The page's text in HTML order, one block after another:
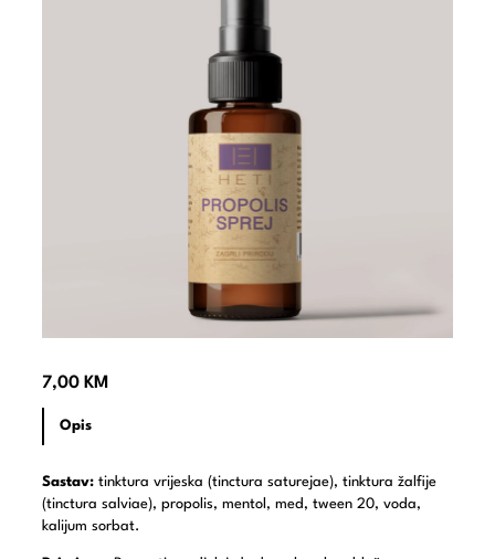
7,00 KM
Opis
Sastav: tinktura vrijeska (tinctura saturejae), tinktura žalfije
(tinctura salviae), propolis, mentol, med, tween 20, voda,
kalijum sorbat.